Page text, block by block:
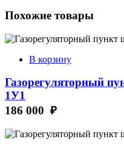
Похожие товары
В корзину
Газорегуляторный
1У1
186 000 ₽